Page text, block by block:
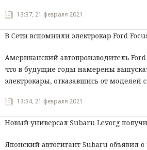
13:37, 21 февраля 2021
В Сети вспомнили электрокар Ford
Американский автопроизводитель
что в будущие годы намерены
электрокары, отказавшись от моделей
13:34, 21 февраля 2021
Новый универсал Subaru Levorg
Японский автогигант Subaru объявил о